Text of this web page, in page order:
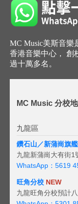
MC Music美斯音樂
香港音樂中心， 創
過十萬多名。
MC Music 分校
九龍區
鑽石山／新蒲崗旗
九龍新蒲崗大有街1
WhatsApp：5619
旺角分校 NEW
九龍旺角分校預計